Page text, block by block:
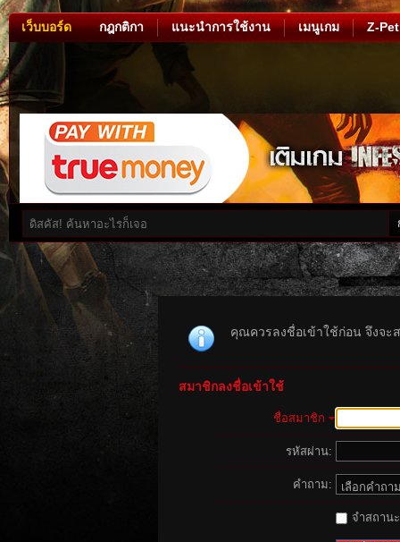
เว็บบอร์ด กฎกติกา แนะนำการใช้งาน เมนูเกม Z-Pet
คุณควรลงชื่อเข้าใช้ก่อน จึงจะ
สมาชิกลงชื่อเข้าใช้
ชื่อสมาชิก
รหัสผ่าน:
คำถาม:
จำสถาน